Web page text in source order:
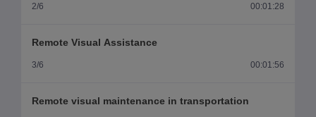
2/6 00:01:28
Remote Visual Assistance
3/6 00:01:56
Remote visual maintenance in transportation